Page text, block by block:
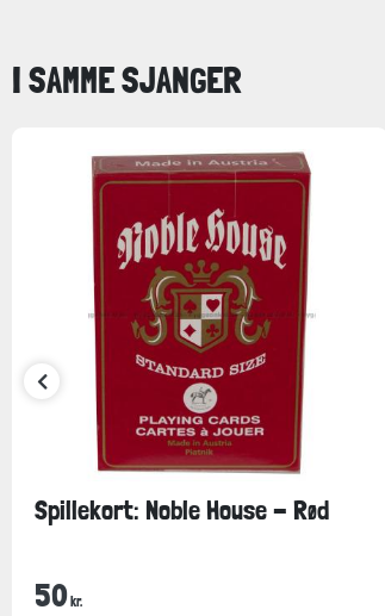
I SAMME SJANGER
Spillekort: Noble House - Rød
50 kr.